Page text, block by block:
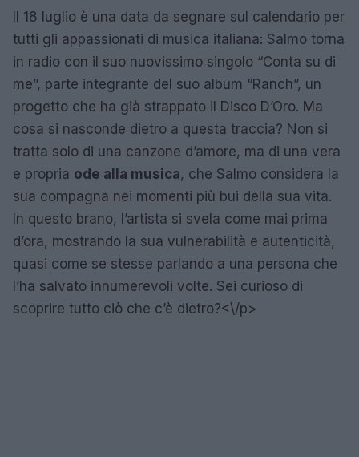
Il 18 luglio è una data da segnare sul calendario per
tutti gli appassionati di musica italiana: Salmo torna
in radio con il suo nuovissimo singolo “Conta su di
me”, parte integrante del suo album “Ranch”, un
progetto che ha già strappato il Disco D’Oro. Ma
cosa si nasconde dietro a questa traccia? Non si
tratta solo di una canzone d’amore, ma di una vera
e propria ode alla musica, che Salmo considera la
sua compagna nei momenti più bui della sua vita.
In questo brano, l’artista si svela come mai prima
d’ora, mostrando la sua vulnerabilità e autenticità,
quasi come se stesse parlando a una persona che
l’ha salvato innumerevoli volte. Sei curioso di
scoprire tutto ciò che c’è dietro?<\/p>